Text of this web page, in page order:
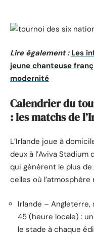
Lire également : Les
jeune chanteuse
modernité
Calendrier du
: les matchs de
L’Irlande joue à
deux à l’Aviva
qui génèrent le plus
celles où
Irlande – Angleterre,
45 (heure locale) :
le stade à chaque